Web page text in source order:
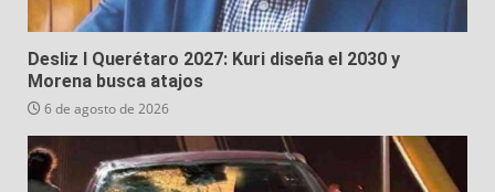
Desliz I Querétaro 2027: Kuri diseña el 2030 y
Morena busca atajos
6 de agosto de 2026